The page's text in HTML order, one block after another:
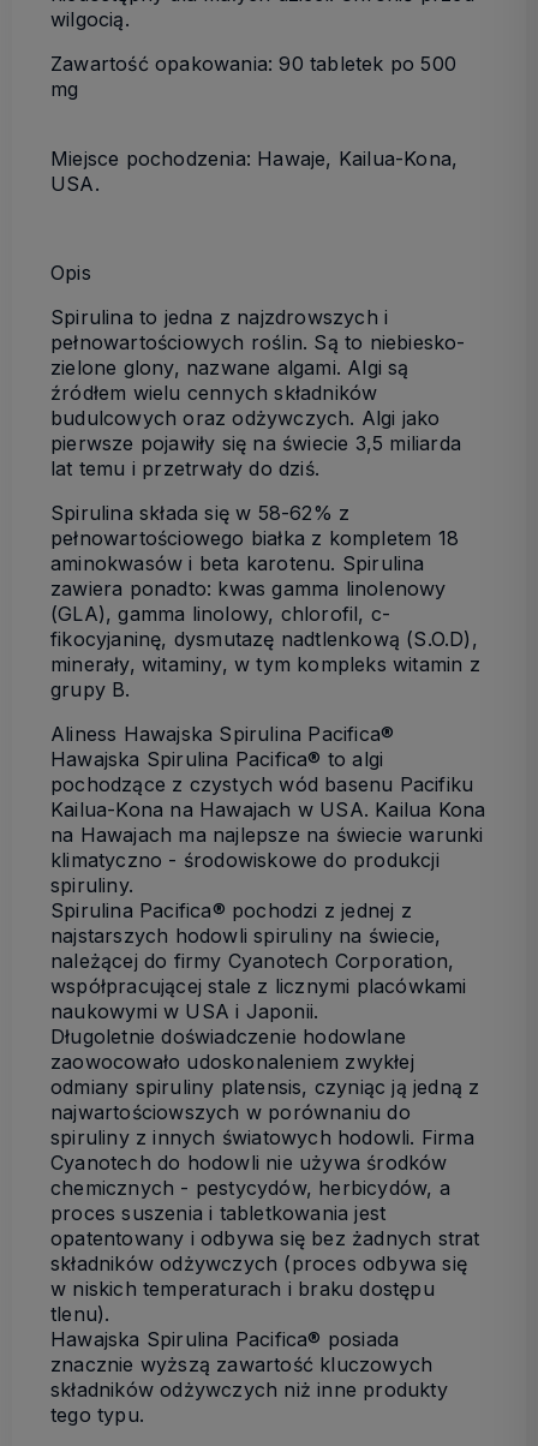
wilgocią.
Zawartość opakowania: 90 tabletek po 500
mg
Miejsce pochodzenia: Hawaje, Kailua-Kona,
USA.
Opis
Spirulina to jedna z najzdrowszych i
pełnowartościowych roślin. Są to niebiesko-
zielone glony, nazwane algami. Algi są
źródłem wielu cennych składników
budulcowych oraz odżywczych. Algi jako
pierwsze pojawiły się na świecie 3,5 miliarda
lat temu i przetrwały do dziś.
Spirulina składa się w 58-62% z
pełnowartościowego białka z kompletem 18
aminokwasów i beta karotenu. Spirulina
zawiera ponadto: kwas gamma linolenowy
(GLA), gamma linolowy, chlorofil, c-
fikocyjaninę, dysmutazę nadtlenkową (S.O.D),
minerały, witaminy, w tym kompleks witamin z
grupy B.
Aliness Hawajska Spirulina Pacifica®
Hawajska Spirulina Pacifica® to algi
pochodzące z czystych wód basenu Pacifiku
Kailua-Kona na Hawajach w USA. Kailua Kona
na Hawajach ma najlepsze na świecie warunki
klimatyczno - środowiskowe do produkcji
spiruliny.
Spirulina Pacifica® pochodzi z jednej z
najstarszych hodowli spiruliny na świecie,
należącej do firmy Cyanotech Corporation,
współpracującej stale z licznymi placówkami
naukowymi w USA i Japonii.
Długoletnie doświadczenie hodowlane
zaowocowało udoskonaleniem zwykłej
odmiany spiruliny platensis, czyniąc ją jedną z
najwartościowszych w porównaniu do
spiruliny z innych światowych hodowli. Firma
Cyanotech do hodowli nie używa środków
chemicznych - pestycydów, herbicydów, a
proces suszenia i tabletkowania jest
opatentowany i odbywa się bez żadnych strat
składników odżywczych (proces odbywa się
w niskich temperaturach i braku dostępu
tlenu).
Hawajska Spirulina Pacifica® posiada
znacznie wyższą zawartość kluczowych
składników odżywczych niż inne produkty
tego typu.